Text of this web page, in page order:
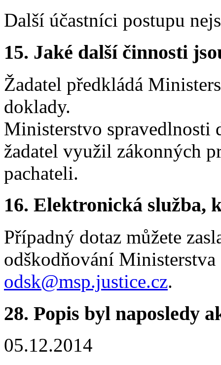
Další účastníci postupu
15. Jaké další činnosti
Žadatel předkládá
doklady.
Ministerstvo spravedlnosti
žadatel využil zákonných
pachateli.
16. Elektronická služba,
Případný dotaz můžete
odškodňování
odsk@msp.justice.cz.
28. Popis byl naposledy
05.12.2014